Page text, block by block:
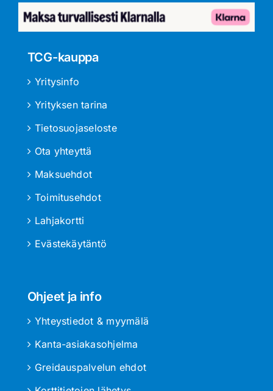
TCG-kauppa
Yritysinfo
Yrityksen tarina
Tietosuojaseloste
Ota yhteyttä
Maksuehdot
Toimitusehdot
Lahjakortti
Evästekäytäntö
Ohjeet ja info
Yhteystiedot & myymälä
Kanta-asiakasohjelma
Greidauspalvelun ehdot